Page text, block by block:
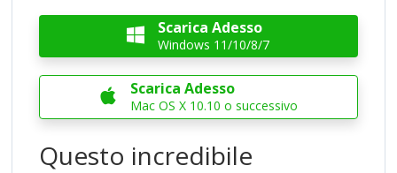
 Scarica Adesso
Windows 11/10/8/7
 Scarica Adesso
Mac OS X 10.10 o successivo
Questo incredibile